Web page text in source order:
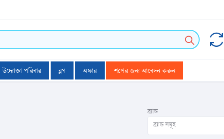
উদ্যোক্তা পরিবার ব্লগ অফার শপের জন্য আবেদন করুন
ব্র্যান্ড
ব্র্যান্ড সমূহ